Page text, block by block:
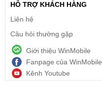
HỖ TRỢ KHÁCH HÀNG
Liên hệ
Câu hỏi thường gặp
Giới thiệu WinMobile
Fanpage của WinMobile
Kênh Youtube